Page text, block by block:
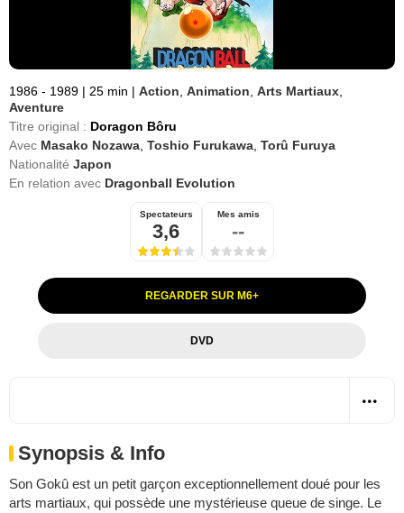
1986 - 1989 | 25 min | Action Animation Arts Martiaux
Aventure
Titre original : Doragon Bôru
Avec Masako Nozawa Toshio Furukawa Torû Furuya
Nationalité Japon
En relation avec Dragonball Evolution
Spectateurs
3,6
Mes amis
--
REGARDER SUR M6+
DVD
Synopsis & Info
Son Gokû est un petit garçon exceptionnellement doué pour les
arts martiaux, qui possède une mystérieuse queue de singe. Le